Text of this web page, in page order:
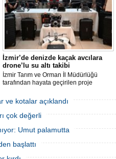
İzmir’de denizde kaçak avcılara
drone’lu su altı takibi
İzmir Tarım ve Orman İl Müdürlüğü
tarafından hayata geçirilen proje
faaliyetleri anlık olarak tespit edebilen
hava ve su altı dronları sahada aktif
olarak kullanılmaya başlandı.
ve kotalar açıklandı
çok değerli
Umut palamutta
başlattı